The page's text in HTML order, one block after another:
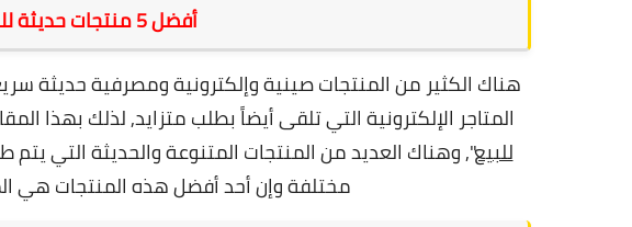
أفضل 5 منتجات حديثة للبيع
هناك الكثير من المنتجات صينية وإلكترونية ومصرفية حديثة
المتاجر الإلكترونية التي تلقى أيضاً بطلب متزايد,لذلك بهذا
للبيع", وهناك العديد من المنتجات المتنوعة والحديثة التي
مختلفة وإن أحد أفضل هذه المنتجات هي